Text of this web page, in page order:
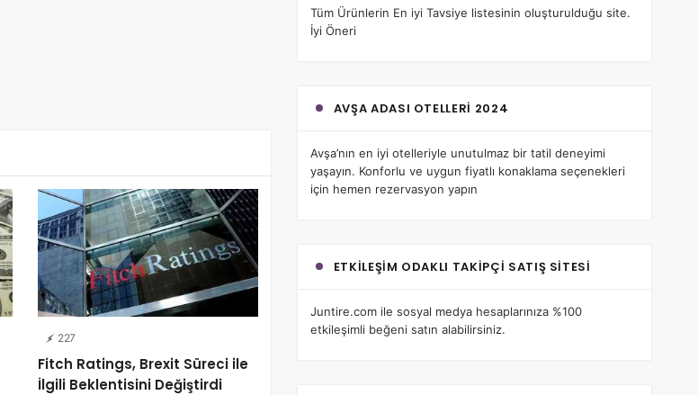
227
Fitch Ratings, Brexit Süreci ile
İlgili Beklentisini Değiştirdi
Tüm Ürünlerin En iyi Tavsiye listesinin oluşturulduğu site.
İyi Öneri
AVŞA ADASI OTELLERI 2024
Avşa’nın en iyi otelleriyle unutulmaz bir tatil deneyimi
yaşayın. Konforlu ve uygun fiyatlı konaklama seçenekleri
için hemen rezervasyon yapın
ETKILEŞIM ODAKLI TAKIPÇI SATIŞ SITESI
Juntire.comile sosyal medya hesaplarınıza %100
etkileşimli beğeni satın alabilirsiniz.